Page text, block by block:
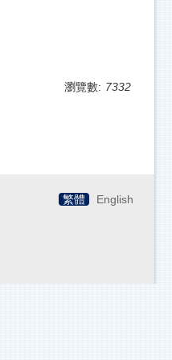
瀏覽數: 7332
繁體 English